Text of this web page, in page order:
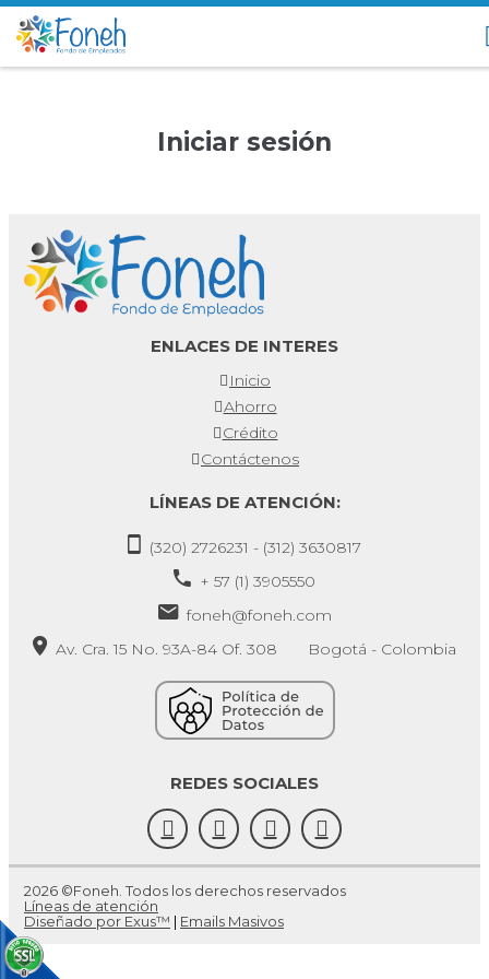
Iniciar sesión
ENLACES DE INTERES
Inicio
Ahorro
Crédito
Contáctenos
LÍNEAS DE ATENCIÓN:
(320) 2726231 - (312) 3630817
+ 57 (1) 3905550
foneh@foneh.com
Av. Cra. 15 No. 93A-84 Of. 308 Bogotá - Colombia
REDES SOCIALES
2026 ©Foneh. Todos los derechos reservados
Líneas de atención
Diseñado por Exus™ | Emails Masivos